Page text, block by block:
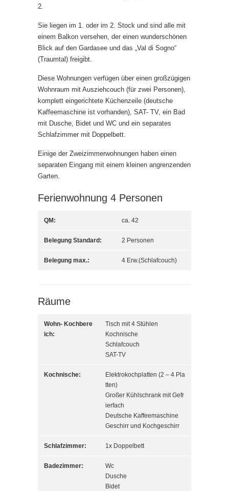
2.
Sie liegen im 1. oder im 2. Stock und sind alle mit
einem Balkon versehen, der einen wunderschönen
Blick auf den Gardasee und das „Val di Sogno“
(Traumtal) freigibt.
Diese Wohnungen verfügen über einen großzügigen
Wohnraum mit Ausziehcouch (für zwei Personen),
komplett eingerichtete Küchenzeile (deutsche
Kaffeemaschine ist vorhanden), SAT- TV, ein Bad
mit Dusche, Bidet und WC und ein separates
Schlafzimmer mit Doppelbett.
Einige der Zweizimmerwohnungen haben einen
separaten Eingang mit einem kleinen angrenzenden
Garten.
Ferienwohnung 4 Personen
QM: ca. 42
Belegung Standard: 2 Personen
Belegung max.: 4 Erw.(Schlafcouch)
Räume
Wohn- Kochbere
ich:
Tisch mit 4 Stühlen
Kochnische
Schlafcouch
SAT-TV
Kochnische:
Elektrokochplatten (2 – 4 Pla
tten)
Großer Kühlschrank mit Gefr
ierfach
Deutsche Kaffeemaschine
Geschirr und Kochgeschirr
Schlafzimmer: 1x Doppelbett
Badezimmer:
Wc
Dusche
Bidet